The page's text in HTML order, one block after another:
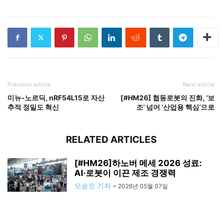
Previous article
미뉴-노르딕, nRF54L15로 자산
추적 정밀도 혁신
Next article
[#HM26] 협동로봇의 진화, ‘보
조’ 넘어 ‘산업용 핵심’으로
RELATED ARTICLES
[#HM26]하노버 메세 2026 성료:
AI·로봇이 이끈 제조 경쟁력
오승모 기자 - 2026년 05월 07일